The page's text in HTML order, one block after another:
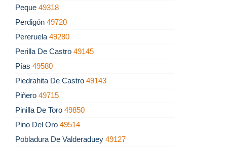
Peque 49318
Perdigón 49720
Pereruela 49280
Perilla De Castro 49145
Pías 49580
Piedrahita De Castro 49143
Piñero 49715
Pinilla De Toro 49850
Pino Del Oro 49514
Pobladura De Valderaduey 49127